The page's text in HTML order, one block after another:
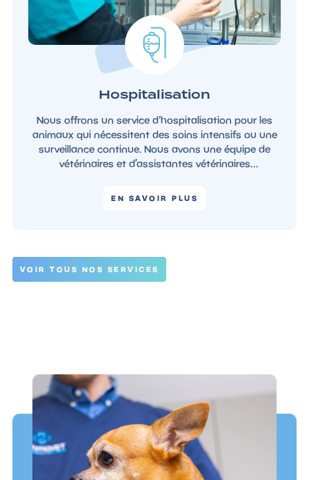
Hospitalisation
Nous offrons un service d'hospitalisation pour les
animaux qui nécessitent des soins intensifs ou une
surveillance continue. Nous avons une équipe de
vétérinaires et d’assistantes vétérinaires
compagnie 24h/24 et 7j/7.
EN SAVOIR PLUS
VOIR TOUS NOS SERVICES